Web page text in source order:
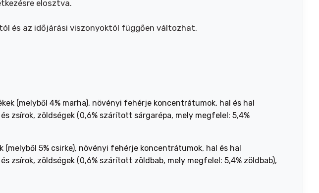
elosztva.
és az időjárási viszonyoktól függően változhat.
(melyből 4% marha), növényi fehérje koncentrátumok, hal és hal
zsírok, zöldségek (0,6% szárított sárgarépa, mely megfelel: 5,4%
(melyből 5% csirke), növényi fehérje koncentrátumok, hal és hal
zsírok, zöldségek (0,6% szárított zöldbab, mely megfelel: 5,4% zöldbab),